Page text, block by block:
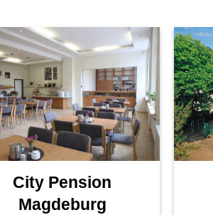
City Pension
Magdeburg